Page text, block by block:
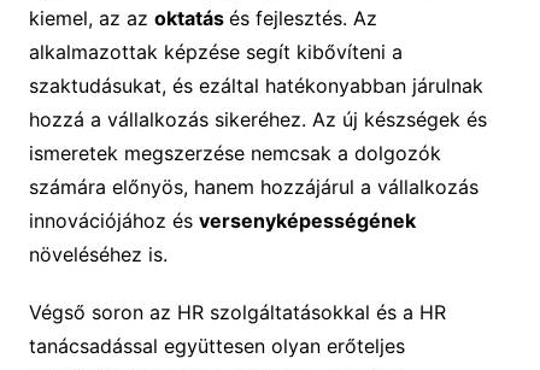
kiemel, az az oktatás és fejlesztés. Az
alkalmazottak képzése segít kibővíteni a
szaktudásukat, és ezáltal hatékonyabban járulnak
hozzá a vállalkozás sikeréhez. Az új készségek és
ismeretek megszerzése nemcsak a dolgozók
számára előnyös, hanem hozzájárul a vállalkozás
innovációjához és versenyképességének
növeléséhez is.
Végső soron az HR szolgáltatásokkal és a HR
tanácsadással együttesen olyan erőteljes